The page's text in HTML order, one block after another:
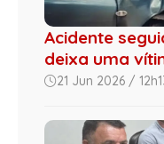
Acidente
deixa uma
21 Jun 2026 /